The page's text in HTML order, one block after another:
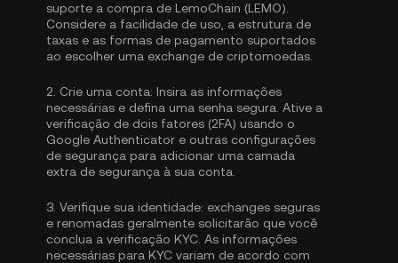
suporte a compra de LemoChain (LEMO).
Considere a facilidade de uso, a estrutura de
taxas e as formas de pagamento suportados
ao escolher uma exchange de criptomoedas.
2. Crie uma conta: Insira as informações
necessárias e defina uma senha segura. Ative a
verificação de dois fatores (2FA) usando o
Google Authenticator e outras configurações
de segurança para adicionar uma camada
extra de segurança à sua conta.
3. Verifique sua identidade: exchanges seguras
e renomadas geralmente solicitarão que você
conclua a verificação KYC . As informações
necessárias para KYC variam de acordo com